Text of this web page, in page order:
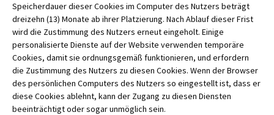
Speicherdauer dieser Cookies im Computer des Nutzers beträgt
dreizehn (13) Monate ab ihrer Platzierung. Nach Ablauf dieser Frist
wird die Zustimmung des Nutzers erneut eingeholt. Einige
personalisierte Dienste auf der Website verwenden temporäre
Cookies, damit sie ordnungsgemäß funktionieren, und erfordern
die Zustimmung des Nutzers zu diesen Cookies. Wenn der Browser
des persönlichen Computers des Nutzers so eingestellt ist, dass er
diese Cookies ablehnt, kann der Zugang zu diesen Diensten
beeinträchtigt oder sogar unmöglich sein.